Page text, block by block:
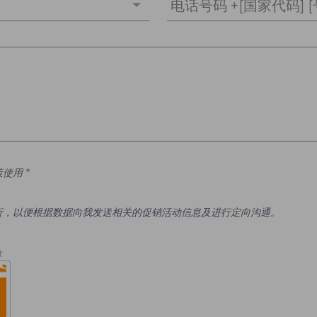
电话号码 +[国家代码] [
使用 *
以便根据数据向我发送相关的促销活动信息及进行定向沟通。